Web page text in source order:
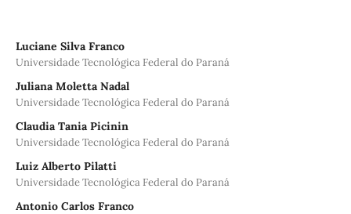
Luciane Silva Franco
Universidade Tecnológica Federal do Paraná
Juliana Moletta Nadal
Universidade Tecnológica Federal do Paraná
Claudia Tania Picinin
Universidade Tecnológica Federal do Paraná
Luiz Alberto Pilatti
Universidade Tecnológica Federal do Paraná
Antonio Carlos Franco